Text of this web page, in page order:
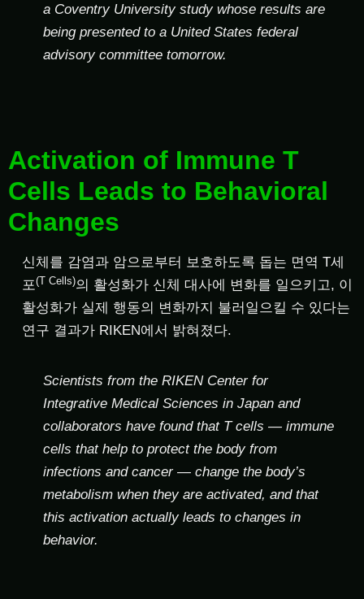
a Coventry University study whose results are
being presented to a United States federal
advisory committee tomorrow.
Activation of Immune T
Cells Leads to Behavioral
Changes
신체를 감염과 암으로부터 보호하도록 돕는 면역 T세
포(T Cells)의 활성화가 신체 대사에 변화를 일으키고, 이
활성화가 실제 행동의 변화까지 불러일으킬 수 있다는
연구 결과가 RIKEN에서 밝혀졌다.
Scientists from the RIKEN Center for
Integrative Medical Sciences in Japan and
collaborators have found that T cells — immune
cells that help to protect the body from
infections and cancer — change the body’s
metabolism when they are activated, and that
this activation actually leads to changes in
behavior.